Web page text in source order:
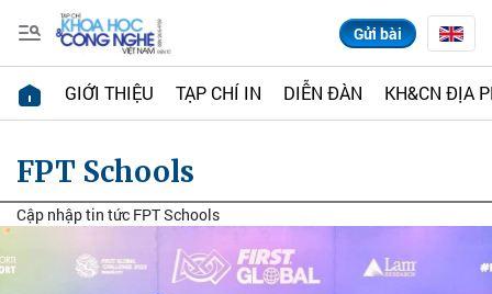
Gửi bài
GIỚI THIỆU TẠP CHÍ IN DIỄN ĐÀN KH&CN ĐỊA
FPT Schools
Cập nhập tin tức FPT Schools